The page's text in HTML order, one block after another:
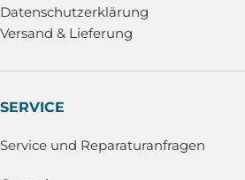
Datenschutzerklärung
Versand & Lieferung
SERVICE
Service und Reparaturanfragen